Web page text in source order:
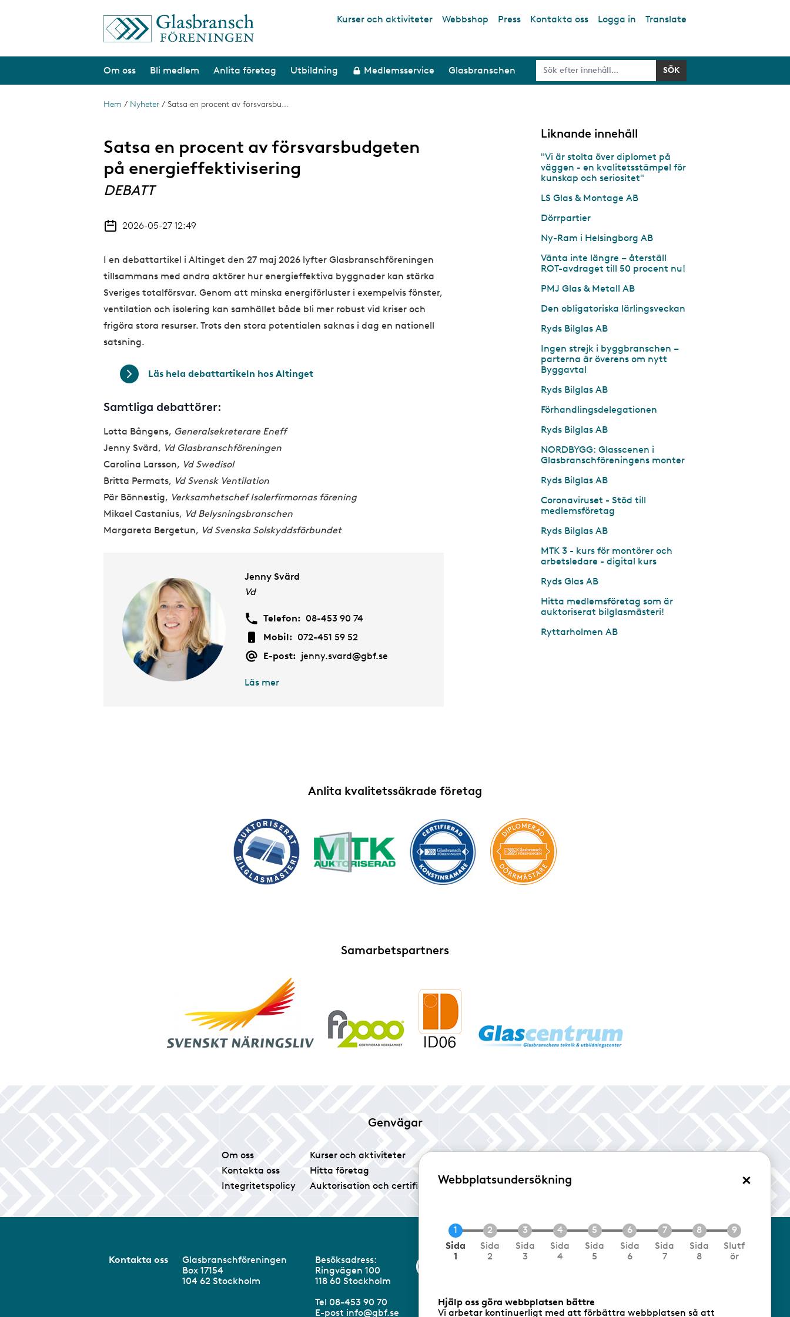
i
Top links
Kurser och aktiviteter Webbshop Press Kontakta oss Logga in Translate
Om oss Bli medlem Anlita företag Utbildning Medlemsservice Glasbranschen
L
n
s
t
g
Hem / Nyheter / Satsa en procent av försvarsbu...
Satsa en procent av försvarsbudgeten
på energieffektivisering
DEBATT
2026-05-27 12:49
I en debattartikel i Altinget den 27 maj 2026 lyfter Glasbranschföreningen
tillsammans med andra aktörer hur energieffektiva byggnader kan stärka
Sveriges totalförsvar. Genom att minska energiförluster i exempelvis fönster,
ventilation och isolering kan samhället både bli mer robust vid kriser och
frigöra stora resurser. Trots den stora potentialen saknas i dag en nationell
satsning.
Läs hela debattartikeln hos Altinget
Samtliga debattörer:
Lotta Bångens, Generalsekreterare Eneff
Jenny Svärd, Vd Glasbranschföreningen
Carolina Larsson, Vd Swedisol
Britta Permats, Vd Svensk Ventilation
Pär Bönnestig, Verksamhetschef Isolerfirmornas förening
Mikael Castanius, Vd Belysningsbranschen
Margareta Bergetun, Vd Svenska Solskyddsförbundet
Jenny Svärd
Vd
Telefon: 08-453 90 74
Mobil: 072-451 59 52
E-post: jenny.svard@gbf.se
Läs mer
Liknande innehåll
"Vi är stolta över diplomet på
väggen - en kvalitetsstämpel för
kunskap och seriositet"
LS Glas & Montage AB
Dörrpartier
Ny-Ram i Helsingborg AB
Vänta inte längre – återställ
ROT-avdraget till 50 procent nu!
PMJ Glas & Metall AB
Den obligatoriska lärlingsveckan
Ryds Bilglas AB
Ingen strejk i byggbranschen –
parterna är överens om nytt
Byggavtal
Ryds Bilglas AB
Förhandlingsdelegationen
Ryds Bilglas AB
NORDBYGG: Glasscenen i
Glasbranschföreningens monter
Ryds Bilglas AB
Coronaviruset - Stöd till
medlemsföretag
Ryds Bilglas AB
MTK 3 - kurs för montörer och
arbetsledare - digital kurs
Ryds Glas AB
Hitta medlemsföretag som är
auktoriserat bilglasmästeri!
Ryttarholmen AB
Anlita kvalitetssäkrade företag
Samarbetspartners
Genvägar
Om oss
Kontakta oss
Integritetspolicy
Kurser och aktiviteter
Hitta företag
Auktorisation och certifiering
Tidningen Glas
Medlemsservice/Logga in
Kontakta oss
Glasbranschföreningen
Box 17154
104 62 Stockholm
Besöksadress:
Ringvägen 100
118 60 Stockholm
Tel 08-453 90 70
E-post info@gbf.se
Webbplatsundersökning ×
N
a
n
Sida
1
Sida
2
Sida
3
Sida
4
Sida
5
Sida
6
Sida
7
Sida
8
Slutf
ör
Hjälp oss göra webbplatsen bättre
Vi arbetar kontinuerligt med att förbättra webbplatsen så att